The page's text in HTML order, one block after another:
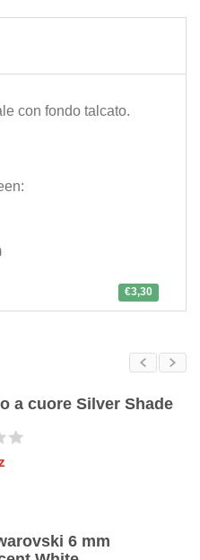
con fondo talcato.
€3,30
a cuore Silver Shade
6 mm